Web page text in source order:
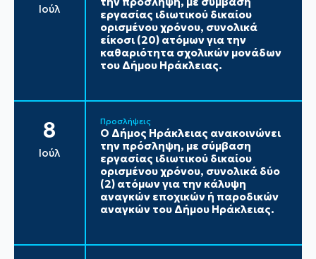
Ιούλ
εργασίας ιδιωτικού δικαίου
ορισμένου χρόνου, συνολικά
είκοσι (20) ατόμων για την
καθαριότητα σχολικών μονάδων
του Δήμου Ηράκλειας.
8
Ιούλ
Προσλήψεις
Ο Δήμος Ηράκλειας ανακοινώνει
την πρόσληψη, με σύμβαση
εργασίας ιδιωτικού δικαίου
ορισμένου χρόνου, συνολικά δύο
(2) ατόμων για την κάλυψη
αναγκών εποχικών ή παροδικών
αναγκών του Δήμου Ηράκλειας.